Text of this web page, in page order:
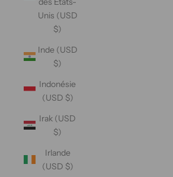
Unis (USD
$)
Inde (USD
$)
Indonésie
(USD $)
Irak (USD
$)
Irlande
(USD $)